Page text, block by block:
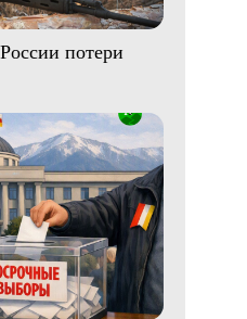
потери